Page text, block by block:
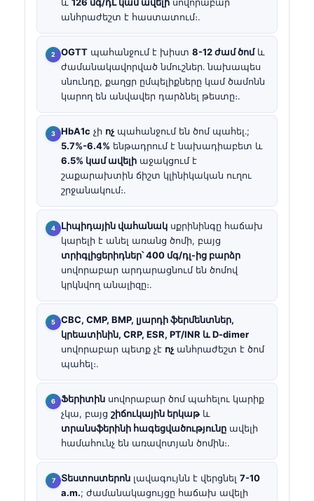
անհրաժեշտ է հաստատում։.
OGTT պահանջում է խիստ 8-12 ժամ ծոմև
ժամանակավորված նմուշներ․ նախապես
սնունդը, քաղցր ըմպելիքները կամ ծամոնն
կարող են անվավեր դարձնել թեստը։.
HbA1c չի ոչ պահանջում են ծոմ պահել․;
5.7%-6.4% ենթադրում է նախադիաբետ և
6.5% կամ ավելի աջակցում է
շաքարախտին ճիշտ կլինիկական ուղու
շրջանակում։.
Լիպիդային վահանակ սքրինինգը հաճախ
կարելի է անել առանց ծոմի, բայց
տրիգլիցերիդներ՝ 400 մգ/դլ-ից բարձր
սովորաբար արդարացնում են ծոմով
կրկնվող անալիզը։.
CBC, CMP, BMP, լյարդի ֆերմենտներ,
կրեատինին, CRP, ESR, PT/INR և D-dimer
սովորաբար պետք չէ ոչ անհրաժեշտ է ծոմ
պահել։.
Ֆերիտին սովորաբար ծոմ պահելու կարիք
չկա, բայց շիճուկային երկաթև
տրանսֆերինի հագեցվածությունը ավելի
համահունչ են առավոտյան ծոմին։.
Տեստոստերոն լավագույնն է վերցնել 7-10
a.m.; ժամանակացույցը հաճախ ավելի